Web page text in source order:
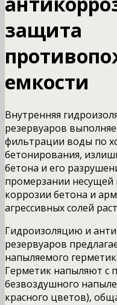
защита
емкости
Внутренняя
резервуаров
фильтрации воды по
бетонирования,
бетона и его
промерзании несущей
коррозии бетона и
агрессивных солей
Гидроизоляцию и
резервуаров
напыляемого
Герметик напыляют с
безвоздушного
красного цветов),